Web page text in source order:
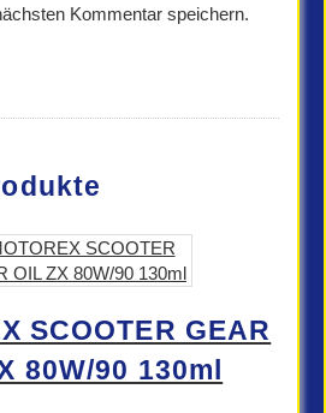
Kommentar speichern.
SCOOTER GEAR
80W/90 130ml